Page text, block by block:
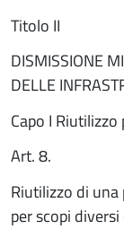
Titolo II
DISMISSIONE
DELLE
Capo I
Art. 8.
Riutilizzo di
per scopi